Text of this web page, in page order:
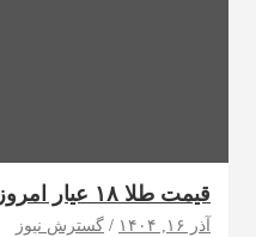
قیمت طلا ۱۸ عیار امروز ۱۶ آذر اعلام شد + جدول
آذر ۱۶, ۱۴۰۴ گسترش نیوز